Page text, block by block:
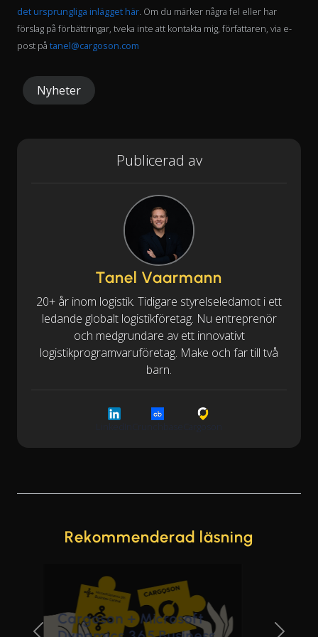
det ursprungliga inlägget här . Om du märker några fel eller har
förslag på förbättringar, tveka inte att kontakta mig, författaren, via e-
post på tanel@cargoson.com
Nyheter
Publicerad av
Tanel Vaarmann
20+ år inom logistik. Tidigare styrelseledamot i ett
ledande globalt logistikföretag. Nu entreprenör
och medgrundare av ett innovativt
logistikprogramvaruföretag. Make och far till två
barn.
Rekommenderad läsning